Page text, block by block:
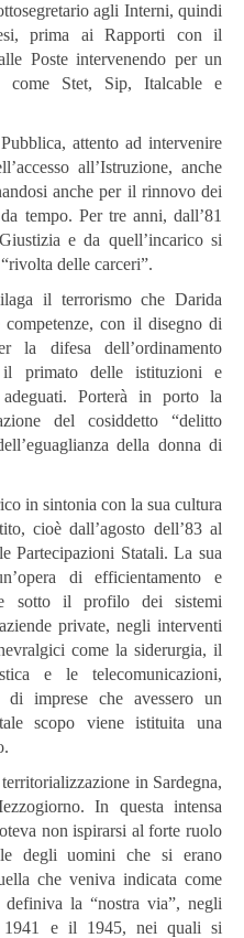
agli Interni, quindi
prima ai Rapporti con il
Poste intervenendo per un
come Stet, Sip, Italcable e
attento ad intervenire
all’Istruzione, anche
anche per il rinnovo dei
tempo. Per tre anni, dall’81
e da quell’incarico si
delle carceri”.
il terrorismo che Darida
competenze, con il disegno di
la difesa dell’ordinamento
il primato delle istituzioni e
Porterà in porto la
del cosiddetto “delitto
della donna di
in sintonia con la sua cultura
cioè dall’agosto dell’83 al
Partecipazioni Statali. La sua
di efficientamento e
sotto il profilo dei sistemi
private, negli interventi
come la siderurgia, il
e le telecomunicazioni,
di imprese che avessero un
scopo viene istituita una
in Sardegna,
In questa intensa
non ispirarsi al forte ruolo
degli uomini che si erano
che veniva indicata come
la “nostra via”, negli
1941 e il 1945, nei quali si